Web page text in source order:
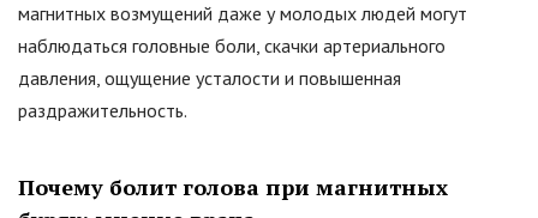
магнитных возмущений даже у молодых людей могут
наблюдаться головные боли, скачки артериального
давления, ощущение усталости и повышенная
раздражительность.
Почему болит голова при магнитных